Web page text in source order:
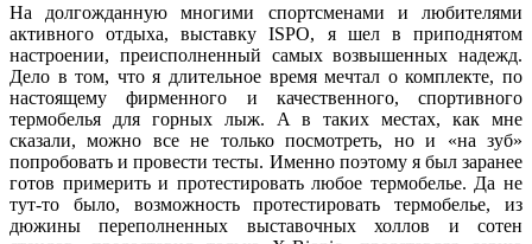
На долгожданную многими спортсменами и любителями
активного отдыха, выставку ISPO, я шел в приподнятом
настроении, преисполненный самых возвышенных надежд.
Дело в том, что я длительное время мечтал о комплекте, по
настоящему фирменного и качественного, спортивного
термобелья для горных лыж. А в таких местах, как мне
сказали, можно все не только посмотреть, но и «на зуб»
попробовать и провести тесты. Именно поэтому я был заранее
готов примерить и протестировать любое термобелье. Да не
тут-то было, возможность протестировать термобелье, из
дюжины переполненных выставочных холлов и сотен